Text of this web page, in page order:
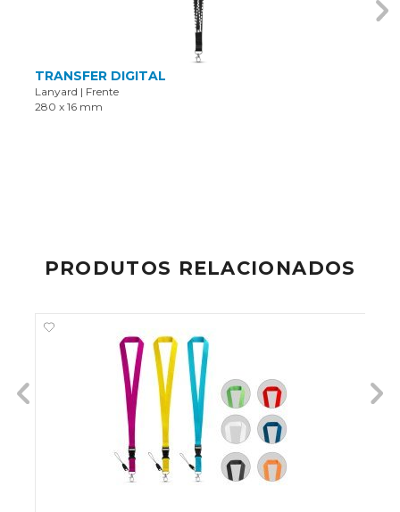
TRANSFER DIGITAL
Lanyard | Frente
280 x 16 mm
PRODUTOS RELACIONADOS